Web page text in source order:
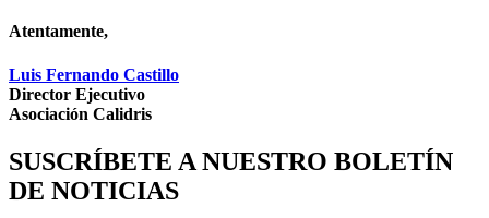
Atentamente,
Luis Fernando Castillo
Director Ejecutivo
Asociación Calidris
SUSCRÍBETE A NUESTRO BOLETÍN
DE NOTICIAS